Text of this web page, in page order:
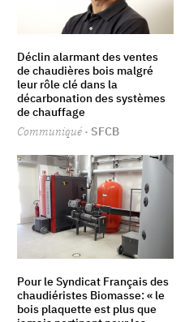
Déclin alarmant des ventes
de chaudières bois malgré
leur rôle clé dans la
décarbonation des systèmes
de chauffage
Communiqué · SFCB
Pour le Syndicat Français des
chaudiéristes Biomasse: « le
bois plaquette est plus que